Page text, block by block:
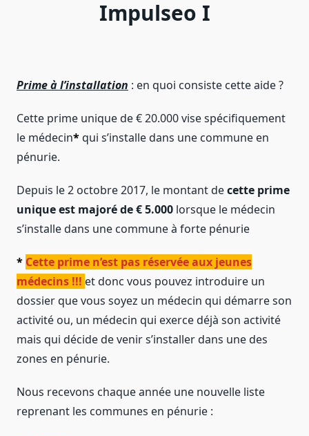
Impulseo I
Prime à l’installation : en quoi consiste cette aide ?
Cette prime unique de € 20.000 vise spécifiquement
le médecin*qui s’installe dans une commune en
pénurie.
Depuis le 2 octobre 2017, le montant decette prime
unique est majoré de € 5.000 lorsque le médecin
s’installe dans une commune à forte pénurie
* Cette prime n’est pas réservée aux jeunes
médecins !!! et donc vous pouvez introduire un
dossier que vous soyez un médecin qui démarre son
activité ou, un médecin qui exerce déjà son activité
mais qui décide de venir s’installer dans une des
zones en pénurie.
Nous recevons chaque année une nouvelle liste
reprenant les communes en pénurie :